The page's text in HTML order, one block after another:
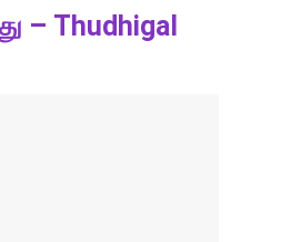
– Thudhigal